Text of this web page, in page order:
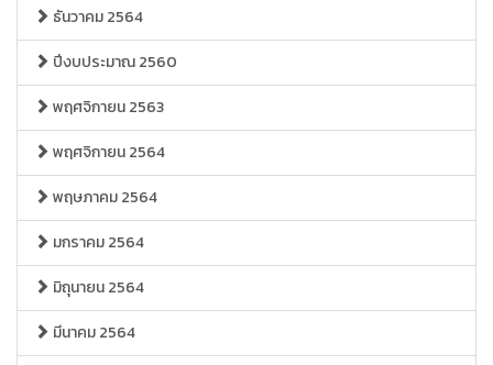
ธันวาคม 2564
ปีงบประมาณ 2560
พฤศจิกายน 2563
พฤศจิกายน 2564
พฤษภาคม 2564
มกราคม 2564
มิถุนายน 2564
มีนาคม 2564